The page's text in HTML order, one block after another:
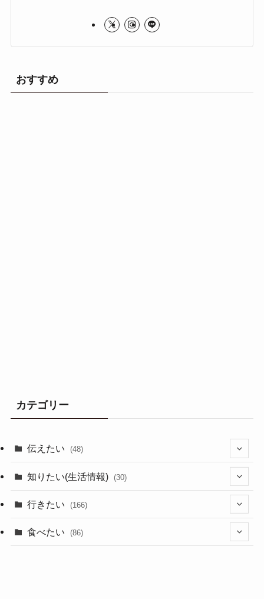
おすすめ
カテゴリー
伝えたい (48)
(44)
(1)
知りたい(生活情報) (30)
(10)
(11)
行きたい (166)
(18)
食べたい (86)